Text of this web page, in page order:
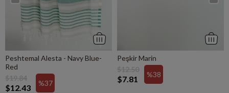
Peshtemal Alesta - Navy Blue-
Red
$12.43 %37
Peşkir Marin
$7.81 %38